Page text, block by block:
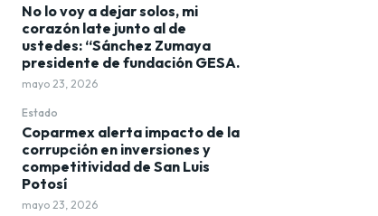
No lo voy a dejar solos, mi
corazón late junto al de
ustedes: “Sánchez Zumaya
presidente de fundación GESA.
mayo 23, 2026
Estado
Coparmex alerta impacto de la
corrupción en inversiones y
competitividad de San Luis
Potosí
mayo 23, 2026